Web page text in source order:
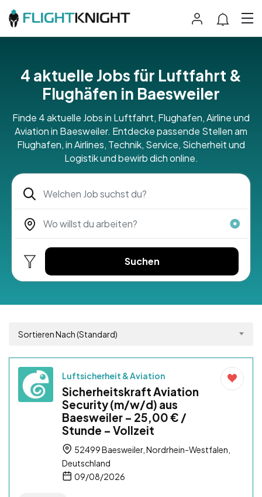
4 aktuelle Jobs für Luftfahrt &
Flughäfen in Baesweiler
Finde 4 aktuelle Jobs in Luftfahrt, Flughafen, Airline und
Aviation in Baesweiler. Entdecke passende Stellen am
Flughafen, in Airlines, Technik, Service, Sicherheit und
Logistik und bewirb dich online.
Suchen
Sortieren Nach (Standard)
Luftsicherheit & Aviation
Sicherheitskraft Aviation
Security (m/w/d) aus
Baesweiler – 25,00 € /
Stunde – Vollzeit
52499 Baesweiler, Nordrhein-Westfalen,
Deutschland
09/08/2026